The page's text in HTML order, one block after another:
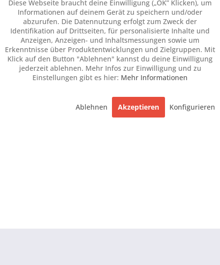
Diese Webseite braucht deine Einwilligung („OK” Klicken), um
Informationen auf deinem Gerät zu speichern und/oder
abzurufen. Die Datennutzung erfolgt zum Zweck der
Identifikation auf Drittseiten, für personalisierte Inhalte und
Anzeigen, Anzeigen- und Inhaltsmessungen sowie um
Erkenntnisse über Produktentwicklungen und Zielgruppen. Mit
Klick auf den Button "Ablehnen" kannst du deine Einwilligung
jederzeit ablehnen. Mehr Infos zur Einwilligung und zu
Einstellungen gibt es hier: Mehr Informationen
Ablehnen Akzeptieren Konfigurieren